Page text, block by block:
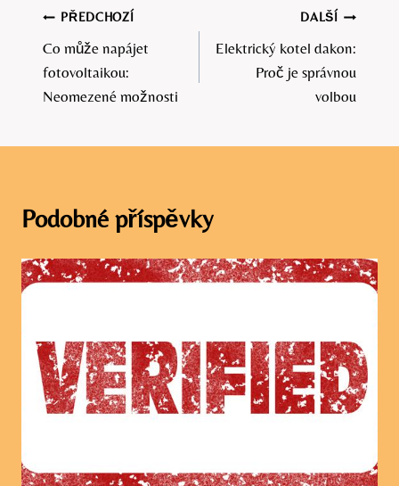
Navigace
pro
příspěvek
PŘEDCHOZÍ
Co může napájet
fotovoltaikou:
Neomezené možnosti
DALŠÍ
Elektrický kotel dakon:
Proč je správnou
volbou
Podobné příspěvky